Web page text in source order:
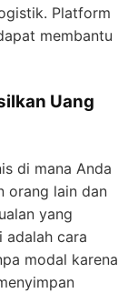
Platform
membantu
Uang
di mana Anda
orang lain dan
yang
adalah cara
modal karena